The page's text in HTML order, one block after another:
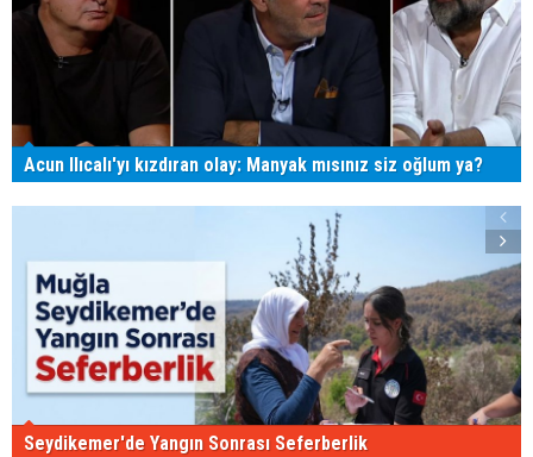
Acun Ilıcalı'yı kızdıran olay: Manyak mısınız siz oğlum ya?
Seydikemer'de Yangın Sonrası Seferberlik